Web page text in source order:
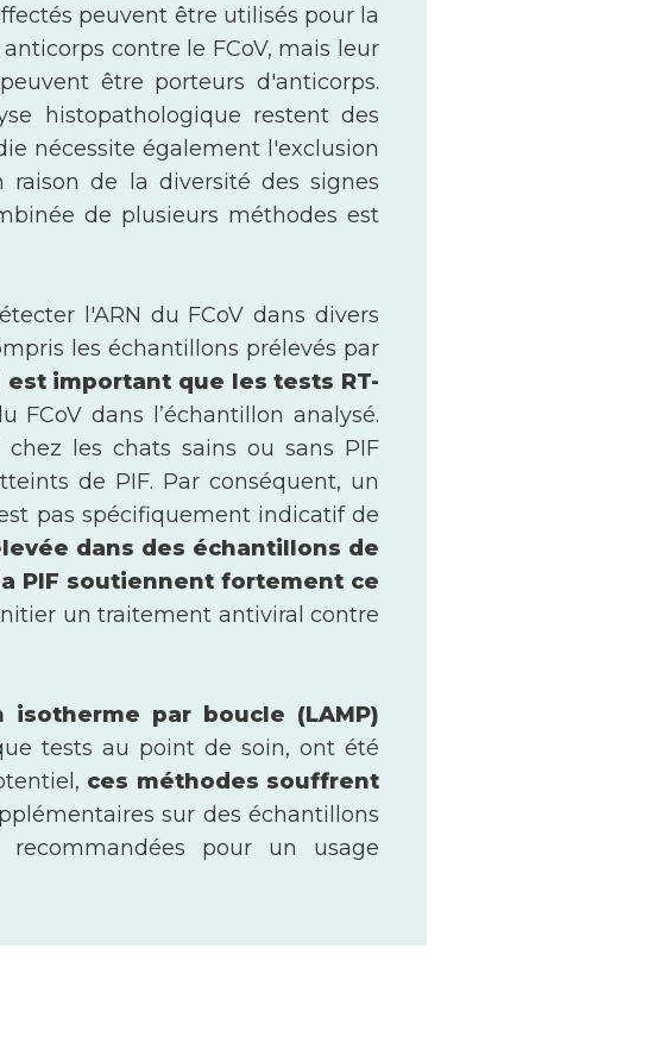
peuvent être utilisés pour la
contre le FCoV, mais leur
être porteurs d'anticorps.
histopathologique restent des
nécessite également l'exclusion
raison de la diversité des signes
de plusieurs méthodes est
l'ARN du FCoV dans divers
les échantillons prélevés par
est important que les tests RT-
dans l’échantillon analysé.
les chats sains ou sans PIF
de PIF. Par conséquent, un
pas spécifiquement indicatif de
dans des échantillons de
PIF soutiennent fortement ce
un traitement antiviral contre
isotherme par boucle (LAMP)
tests au point de soin, ont été
ces méthodes souffrent
sur des échantillons
pour un usage